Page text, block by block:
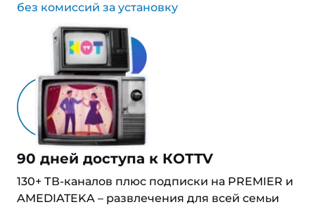
без комиссий за установку
90 дней доступа к КОТTV
130+ ТВ-каналов плюс подписки на PREMIER и
AMEDIATEKA – развлечения для всей семьи